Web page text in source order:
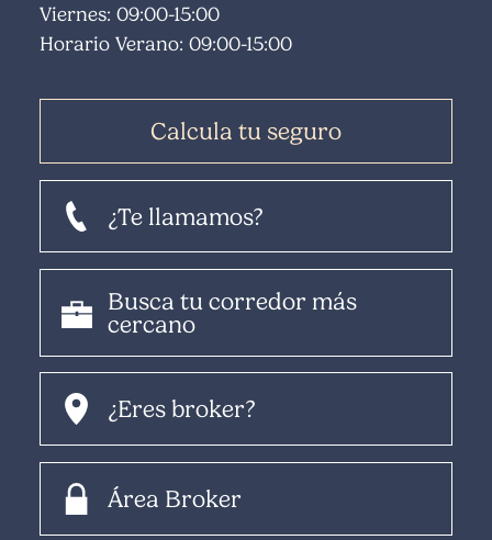
Viernes: 09:00-15:00
Horario Verano: 09:00-15:00
Calcula tu seguro
¿Te llamamos?
Busca tu corredor más
cercano
¿Eres broker?
Área Broker